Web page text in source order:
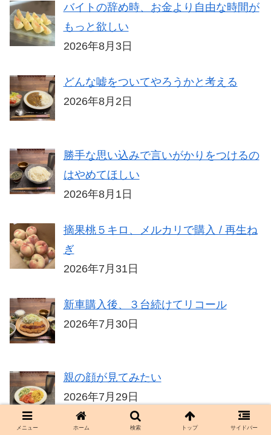
バイトの辞め時、お金より自由な時間が
もっと欲しい
2026年8月3日
どんな嘘をついてやろうかと考える
2026年8月2日
勝手な思い込みで言いがかりをつけるの
はやめてほしい
2026年8月1日
摘果桃５キロ、メルカリで購入 / 再生ね
ぎ
2026年7月31日
新車購入後、３台続けてリコール
2026年7月30日
親の顔が見てみたい
2026年7月29日
メニュー ホーム 検索 トップ サイドバー